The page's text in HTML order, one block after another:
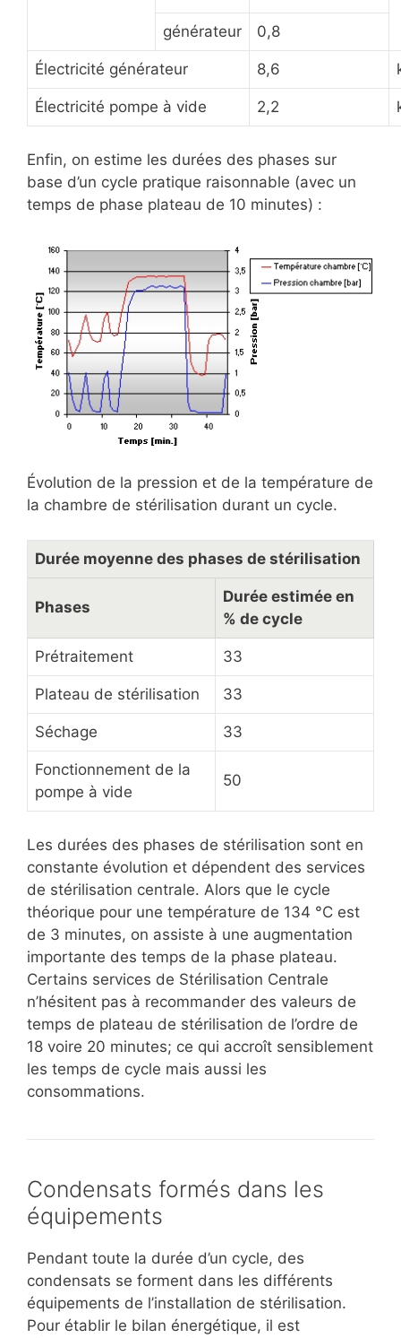
générateur 0,8
Électricité générateur 8,6
Électricité pompe à vide 2,2
Enfin, on estime les durées des phases sur
base d’un cycle pratique raisonnable (avec un
temps de phase plateau de 10 minutes) :
Évolution de la pression et de la température de
la chambre de stérilisation durant un cycle.
Durée moyenne des phases de stérilisation
Phases
Durée estimée en
% de cycle
Prétraitement 33
Plateau de stérilisation 33
Séchage 33
Fonctionnement de la
pompe à vide
50
Les durées des phases de stérilisation sont en
constante évolution et dépendent des services
de stérilisation centrale. Alors que le cycle
théorique pour une température de 134 °C est
de 3 minutes, on assiste à une augmentation
importante des temps de la phase plateau.
Certains services de Stérilisation Centrale
n’hésitent pas à recommander des valeurs de
temps de plateau de stérilisation de l’ordre de
18 voire 20 minutes; ce qui accroît sensiblement
les temps de cycle mais aussi les
consommations.
Condensats formés dans les
équipements
Pendant toute la durée d’un cycle, des
condensats se forment dans les différents
équipements de l’installation de stérilisation.
Pour établir le bilan énergétique, il est